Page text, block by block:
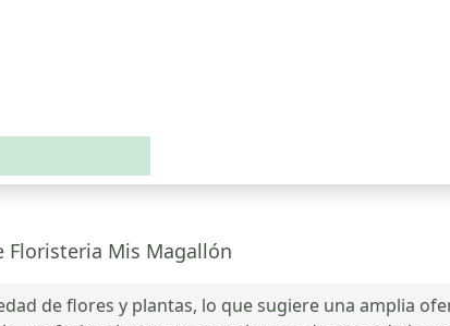
Floristeria Mis Magallón
de flores y plantas, lo que sugiere una amplia